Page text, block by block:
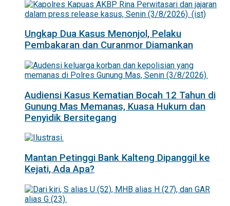
Ungkap Dua Kasus Menonjol, Pelaku
Pembakaran dan Curanmor Diamankan
Audiensi Kasus Kematian Bocah 12 Tahun di
Gunung Mas Memanas, Kuasa Hukum dan
Penyidik Bersitegang
Mantan Petinggi Bank Kalteng Dipanggil ke
Kejati, Ada Apa?